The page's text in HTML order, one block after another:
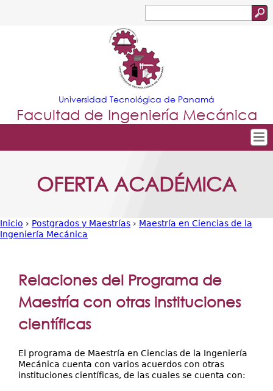
Jump to navigation
de
búsqueda
Universidad Tecnológica de Panamá
Facultad de Ingeniería Mecánica
Nuestra Facultad
Oferta Académica
Secretarías
Investigación+D+i
OFERTA ACADÉMICA
Usted
aquí
Inicio › Postgrados y Maestrías › Maestría en Ciencias de la
Ingeniería Mecánica
Relaciones del Programa de
Maestría con otras instituciones
científicas
El programa de Maestría en Ciencias de la Ingeniería
Mecánica cuenta con varios acuerdos con otras
instituciones científicas, de las cuales se cuenta con: